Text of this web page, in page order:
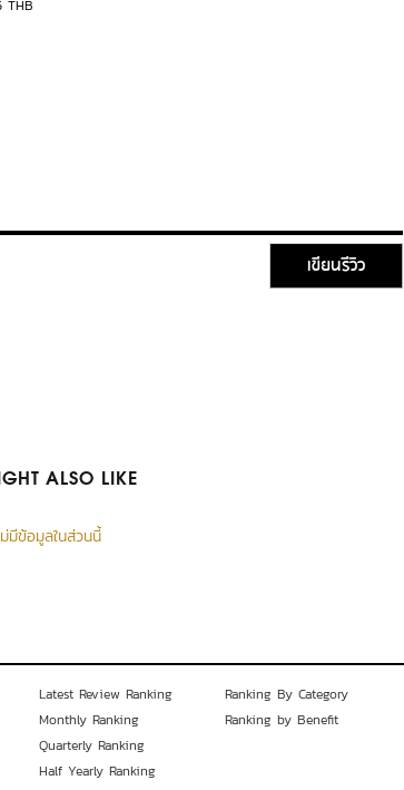
THB
เขียนรีวิว
ALSO LIKE
มีข้อมูลในส่วนนี้
Latest Review Ranking
Monthly Ranking
Quarterly Ranking
Half Yearly Ranking
Ranking By Category
Ranking by Benefit